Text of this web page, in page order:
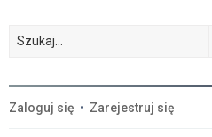
Zaloguj się • Zarejestruj się